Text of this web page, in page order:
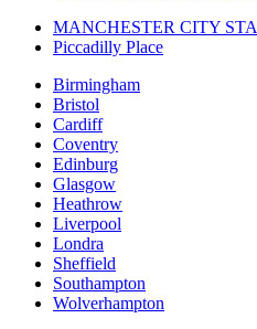
MANCHESTER CITY
Piccadilly Place
Birmingham
Bristol
Cardiff
Coventry
Edinburg
Glasgow
Heathrow
Liverpool
Londra
Sheffield
Southampton
Wolverhampton